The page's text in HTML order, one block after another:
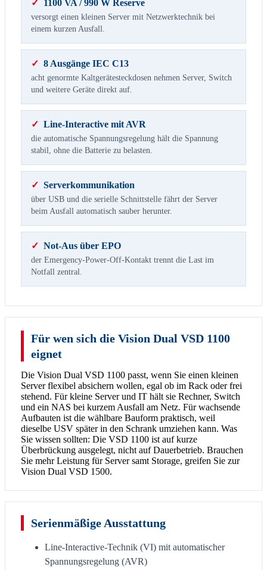
✓ 1100 VA / 990 W Reserve
versorgt einen kleinen Server mit Netzwerktechnik bei
einem kurzen Ausfall.
✓ 8 Ausgänge IEC C13
acht genormte Kaltgerätesteckdosen nehmen Server, Switch
und weitere Geräte direkt auf.
✓ Line-Interactive mit AVR
die automatische Spannungsregelung hält die Spannung
stabil, ohne die Batterie zu belasten.
✓ Serverkommunikation
über USB und die serielle Schnittstelle fährt der Server
beim Ausfall automatisch sauber herunter.
✓ Not-Aus über EPO
der Emergency-Power-Off-Kontakt trennt die Last im
Notfall zentral.
Für wen sich die Vision Dual VSD 1100
eignet
Die Vision Dual VSD 1100 passt, wenn Sie einen kleinen
Server flexibel absichern wollen, egal ob im Rack oder frei
stehend. Für kleine Server und IT hält sie Rechner, Switch
und ein NAS bei kurzem Ausfall am Netz. Für wachsende
Aufbauten ist die wählbare Bauform praktisch, weil
dieselbe USV später in den Schrank umziehen kann. Was
Sie wissen sollten: Die VSD 1100 ist auf kurze
Überbrückung ausgelegt, nicht auf Dauerbetrieb. Brauchen
Sie mehr Leistung für Server samt Storage, greifen Sie zur
Vision Dual VSD 1500.
Serienmäßige Ausstattung
Line-Interactive-Technik (VI) mit automatischer
Spannungsregelung (AVR)